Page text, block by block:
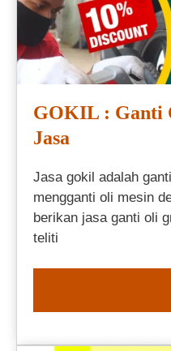
GOKIL : Ganti
Jasa
Jasa gokil adalah
mengganti oli mesin
berikan jasa ganti oli
teliti